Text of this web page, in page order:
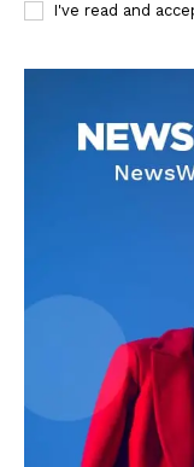
AIN
Contact Us
About Us
Privacy Policy
Terms of Use
I've read and